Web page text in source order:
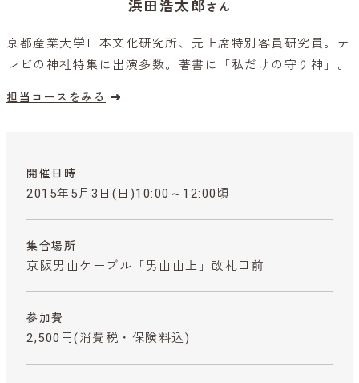
浜田浩太郎さん
京都産業大学日本文化研究所、元上席特別客員研究員。テ
レビの神社特集に出演多数。著書に「私だけの守り神」。
担当コースをみる
開催日時
2015年5月3日(日)10:00～12:00頃
集合場所
京阪男山ケーブル「男山山上」改札口前
参加費
2,500円 (消費税・保険料込)